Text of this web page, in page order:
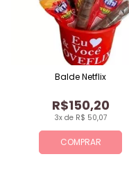
COMPRAR
3x de R$ 50,07
R$150,20
Balde Netflix